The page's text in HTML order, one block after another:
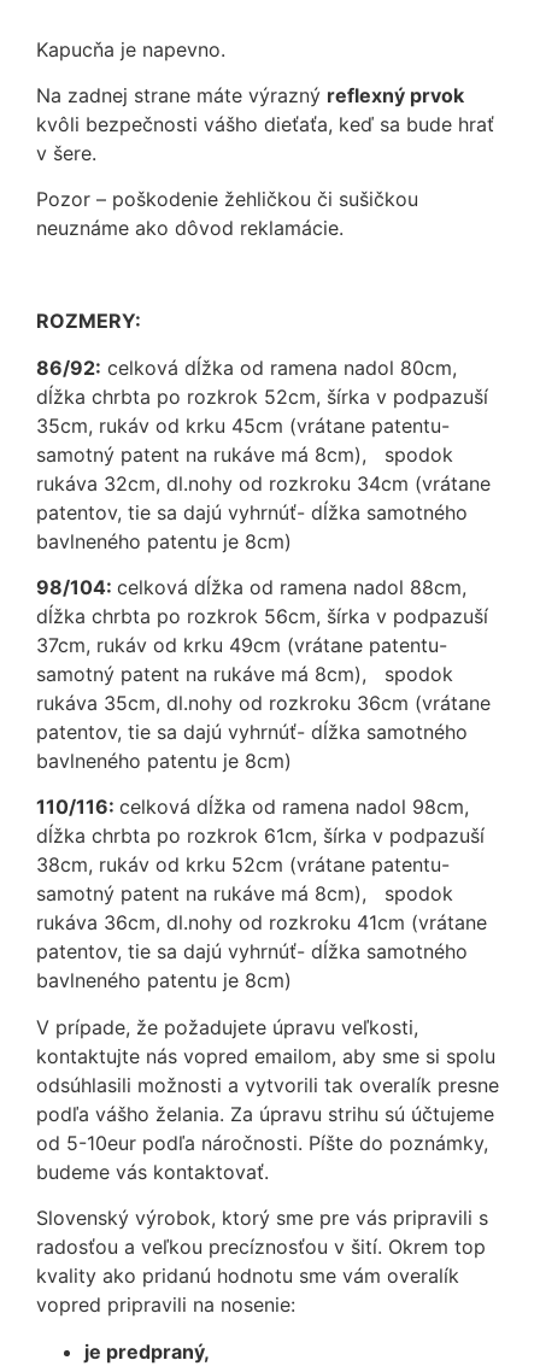
Kapucňa je napevno.
Na zadnej strane máte výrazný reflexný prvok
kvôli bezpečnosti vášho dieťaťa, keď sa bude hrať
v šere.
Pozor – poškodenie žehličkou či sušičkou
neuznáme ako dôvod reklamácie.
ROZMERY:
86/92: celková dĺžka od ramena nadol 80cm,
dĺžka chrbta po rozkrok 52cm, šírka v podpazuší
35cm, rukáv od krku 45cm (vrátane patentu-
samotný patent na rukáve má 8cm), spodok
rukáva 32cm, dl.nohy od rozkroku 34cm (vrátane
patentov, tie sa dajú vyhrnúť- dĺžka samotného
bavlneného patentu je 8cm)
98/104: celková dĺžka od ramena nadol 88cm,
dĺžka chrbta po rozkrok 56cm, šírka v podpazuší
37cm, rukáv od krku 49cm (vrátane patentu-
samotný patent na rukáve má 8cm), spodok
rukáva 35cm, dl.nohy od rozkroku 36cm (vrátane
patentov, tie sa dajú vyhrnúť- dĺžka samotného
bavlneného patentu je 8cm)
110/116: celková dĺžka od ramena nadol 98cm,
dĺžka chrbta po rozkrok 61cm, šírka v podpazuší
38cm, rukáv od krku 52cm (vrátane patentu-
samotný patent na rukáve má 8cm), spodok
rukáva 36cm, dl.nohy od rozkroku 41cm (vrátane
patentov, tie sa dajú vyhrnúť- dĺžka samotného
bavlneného patentu je 8cm)
V prípade, že požadujete úpravu veľkosti,
kontaktujte nás vopred emailom, aby sme si spolu
odsúhlasili možnosti a vytvorili tak overalík presne
podľa vášho želania. Za úpravu strihu sú účtujeme
od 5-10eur podľa náročnosti. Píšte do poznámky,
budeme vás kontaktovať.
Slovenský výrobok, ktorý sme pre vás pripravili s
radosťou a veľkou precíznosťou v šití. Okrem top
kvality ako pridanú hodnotu sme vám overalík
vopred pripravili na nosenie:
je predpraný,